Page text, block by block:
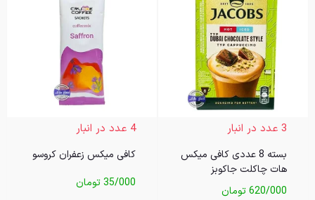
3 عدد در انبار
بسته 8 عددی کافی میکس
هات چاکلت جاکوبز
620/000تومان
4 عدد در انبار
کافی میکس زعفران کروسو
35/000تومان